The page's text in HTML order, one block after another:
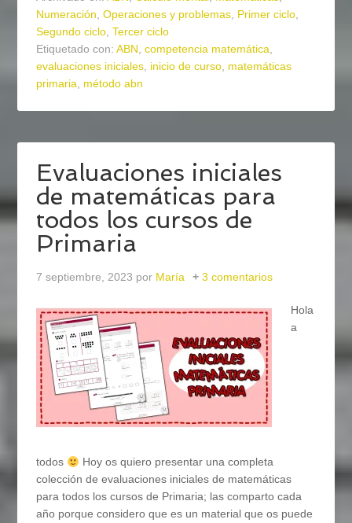
Numeración,Operaciones y problemas, Primer ciclo,
Segundo ciclo,Tercer ciclo
Etiquetado con:ABN,competencia matemática,
evaluaciones iniciales, inicio de curso, matemáticas
primaria, método abn
Evaluaciones iniciales
de matemáticas para
todos los cursos de
Primaria
7 septiembre, 2023 por María 3 comentarios
Hola
a
todos
Hoy os quiero presentar una completa
colección de evaluaciones iniciales de matemáticas
para todos los cursos de Primaria; las comparto cada
año porque considero que es un material que os puede